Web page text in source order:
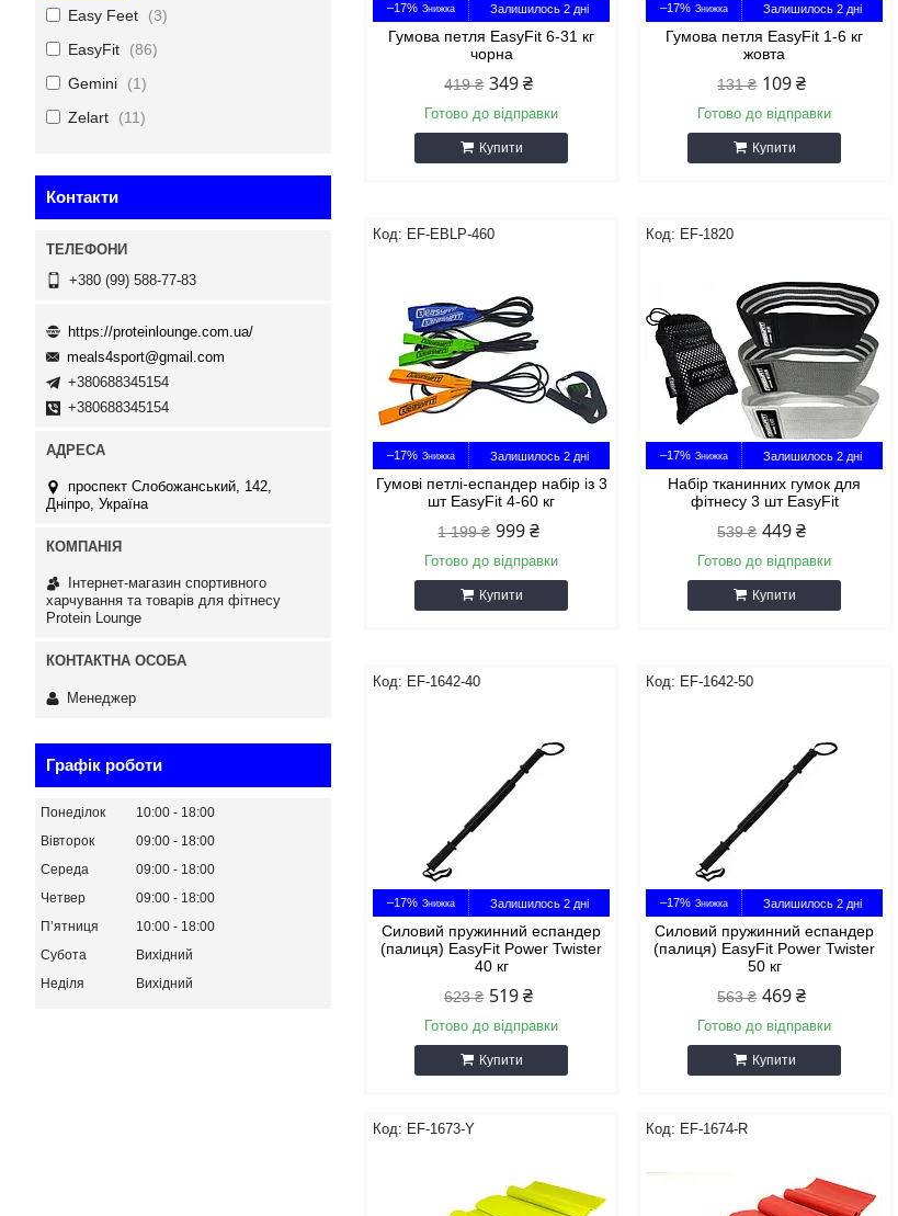
–17% Залишилось 2 дні
Гумова петля EasyFit 6-31 кг
чорна
419 ₴ 349 ₴
Готово до відправки
Купити
–17% Залишилось 2 дні
Гумова петля EasyFit 1-6 кг
жовта
131 ₴ 109 ₴
Готово до відправки
Купити
EF-EBLP-460
–17% Залишилось 2 дні
Гумові петлі-еспандер набір із 3
шт EasyFit 4-60 кг
1 199 ₴ 999 ₴
Готово до відправки
Купити
EF-1820
–17% Залишилось 2 дні
Набір тканинних гумок для
фітнесу 3 шт EasyFit
539 ₴ 449 ₴
Готово до відправки
Купити
EF-1642-40
–17% Залишилось 2 дні
Силовий пружинний еспандер
(палиця) EasyFit Power Twister
40 кг
623 ₴ 519 ₴
Готово до відправки
Купити
EF-1642-50
–17% Залишилось 2 дні
Силовий пружинний еспандер
(палиця) EasyFit Power Twister
50 кг
563 ₴ 469 ₴
Готово до відправки
Купити
EF-1673-Y EF-1674-R
Easy Feet
3
EasyFit
86
Gemini
1
Zelart
11
Контакти
+380 (99) 588-77-83
https://proteinlounge.com.ua/
meals4sport@gmail.com
+380688345154
+380688345154
проспект Слобожанський, 142,
Дніпро, Україна
Інтернет-магазин спортивного
харчування та товарів для фітнесу
Protein Lounge
Менеджер
Графік роботи
Понеділок 10:00
18:00
Вівторок
09:00
18:00
Середа
09:00
18:00
Четвер
09:00
18:00
Пʼятниця
10:00
18:00
Субота
Вихідний
Неділя
Вихідний